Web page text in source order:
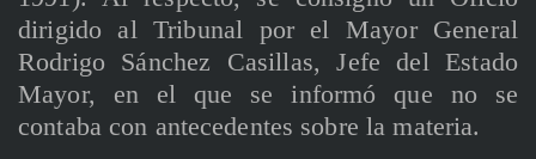
dirigido al Tribunal por el Mayor General
Rodrigo Sánchez Casillas, Jefe del Estado
Mayor, en el que se informó que no se
contaba con antecedentes sobre la materia.